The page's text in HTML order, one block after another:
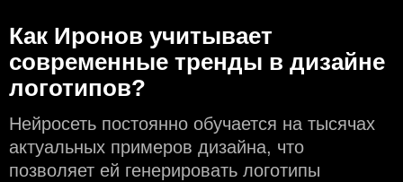
Как Иронов учитывает
современные тренды в дизайне
логотипов?
Нейросеть постоянно обучается на тысячах
актуальных примеров дизайна, что
позволяет ей генерировать логотипы